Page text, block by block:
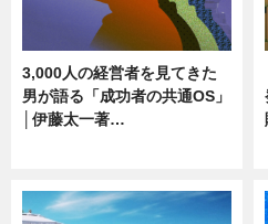
3,000人の経営者を見てきた
男が語る「成功者の共通OS」
│伊藤太一著…